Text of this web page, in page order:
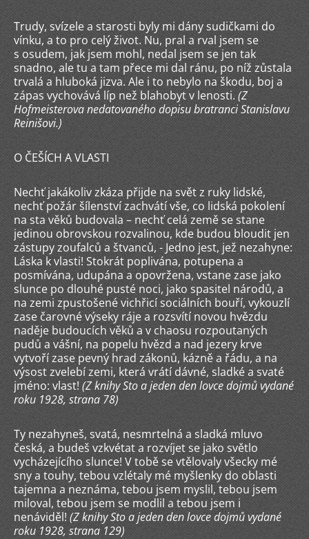
Trudy, svízele a starosti byly mi dány sudičkami do
vínku, a to pro celý život. Nu, pral a rval jsem se
s osudem, jak jsem mohl, nedal jsem se jen tak
snadno, ale tu a tam přece mi dal ránu, po níž zůstala
trvalá a hluboká jizva. Ale i to nebylo na škodu, boj a
zápas vychovává líp než blahobyt v lenosti. (Z
Hofmeisterova nedatovaného dopisu bratranci Stanislavu
Reinišovi.)
O ČEŠÍCH A VLASTI
Nechť jakákoliv zkáza přijde na svět z ruky lidské,
nechť požár šílenství zachvátí vše, co lidská pokolení
na sta věků budovala – nechť celá země se stane
jedinou obrovskou rozvalinou, kde budou bloudit jen
zástupy zoufalců a štvanců, - Jedno jest, jež nezahyne:
Láska k vlasti! Stokrát poplivána, potupena a
posmívána, udupána a opovržena, vstane zase jako
slunce po dlouhé pusté noci, jako spasitel národů, a
na zemi zpustošené vichřicí sociálních bouří, vykouzlí
zase čarovné výseky ráje a rozsvítí novou hvězdu
naděje budoucích věků a v chaosu rozpoutaných
pudů a vášní, na popelu hvězd a nad jezery krve
vytvoří zase pevný hrad zákonů, kázně a řádu, a na
výsost zvelebí zemi, která vrátí dávné, sladké a svaté
jméno: vlast! (Z knihy Sto a jeden den lovce dojmů vydané
roku 1928, strana 78)
Ty nezahyneš, svatá, nesmrtelná a sladká mluvo
česká, a budeš vzkvétat a rozvíjet se jako světlo
vycházejícího slunce! V tobě se vtělovaly všecky mé
sny a touhy, tebou vzlétaly mé myšlenky do oblasti
tajemna a neznáma, tebou jsem myslil, tebou jsem
miloval, tebou jsem se modlil a tebou jsem i
nenáviděl! (Z knihy Sto a jeden den lovce dojmů vydané
roku 1928, strana 129)